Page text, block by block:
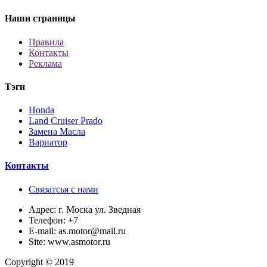
Наши страницы
Правила
Контакты
Реклама
Тэги
Honda
Land Cruiser Prado
Замена Масла
Вариатор
Контакты
Связатсья с нами
Адрес: г. Моска ул. Зведная
Телефон: +7
E-mail: as.motor@mail.ru
Site: www.asmotor.ru
Copyright © 2019